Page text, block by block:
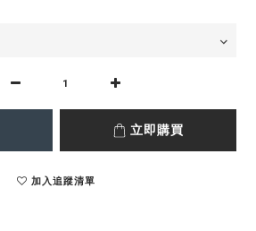
立即購買
加入追蹤清單